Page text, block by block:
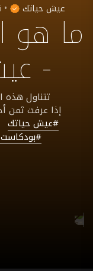
عيش حياتك • ما هو
-
تتناول هذه
إذا عرفت ثمن
#عيش حياتك